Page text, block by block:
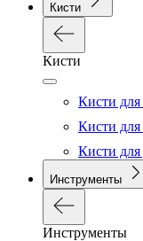
Кисти
Кисти
Кисти
Кисти для
Кисти для
Инструменты
Инструменты